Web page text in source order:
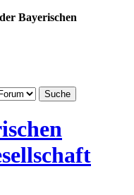
Bayerischen